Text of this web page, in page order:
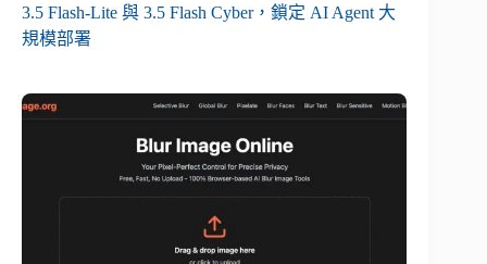
3.5 Flash-Lite 與 3.5 Flash Cyber，鎖定 AI Agent 大
規模部署